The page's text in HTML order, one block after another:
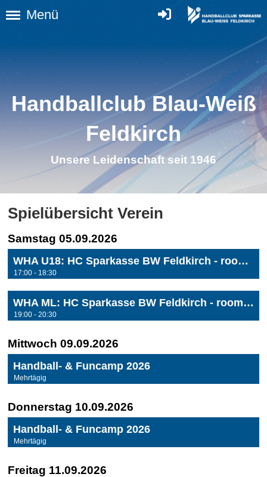
Menü
Handballclub Blau-Weiß
Feldkirch
Unsere Leidenschaft seit 1946
Spielübersicht Verein
Samstag 05.09.2026
WHA U18: HC Sparkasse BW Feldkirch - roomz JAGS Vöslau
17:00 - 18:30
WHA ML: HC Sparkasse BW Feldkirch - roomz JAGS Vöslau
19:00 - 20:30
Mittwoch 09.09.2026
Handball- & Funcamp 2026
Mehrtägig
Donnerstag 10.09.2026
Handball- & Funcamp 2026
Mehrtägig
Freitag 11.09.2026